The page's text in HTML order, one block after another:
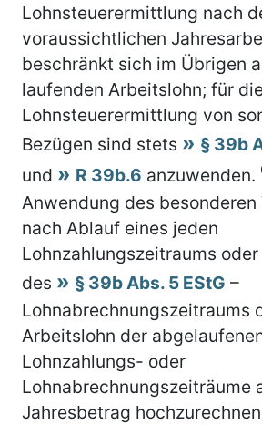
Lohnsteuerermittlung nach
voraussichtlichen
beschränkt sich im Übrigen
laufenden Arbeitslohn; für
Lohnsteuerermittlung von
Bezügen sind stets
§ 39b
und
R 39b.6 anzuwenden.
Anwendung des
nach Ablauf eines jeden
Lohnzahlungszeitraums oder
des
§ 39b Abs. 5 EStG –
Lohnabrechnungszeitraums
Arbeitslohn der
Lohnzahlungs- oder
Lohnabrechnungszeiträume
Jahresbetrag